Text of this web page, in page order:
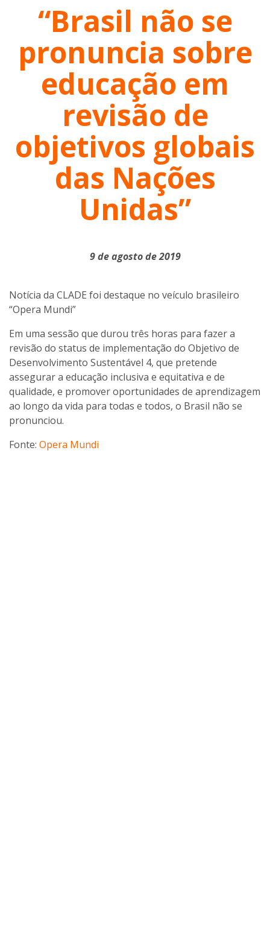
“Brasil não se
pronuncia sobre
educação em
revisão de
objetivos globais
das Nações
Unidas”
9 de agosto de 2019
Notícia da CLADE foi destaque no veículo brasileiro
“Opera Mundi”
Em uma sessão que durou três horas para fazer a
revisão do status de implementação do Objetivo de
Desenvolvimento Sustentável 4, que pretende
assegurar a educação inclusiva e equitativa e de
qualidade, e promover oportunidades de aprendizagem
ao longo da vida para todas e todos, o Brasil não se
pronunciou.
Fonte: Opera Mundi